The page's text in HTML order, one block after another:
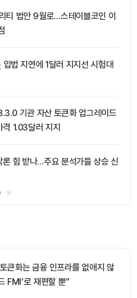
티 법안 9월로…스테이블코인 이
법 지연에 1달러 지지선 시험대
기관 자산 토큰화 업그레이드
1.03달러 지지
론 힘 받나…주요 분석가들 상승 신
큰화는 금융 인프라를 없애지 않
FMI’로 재편할 뿐”